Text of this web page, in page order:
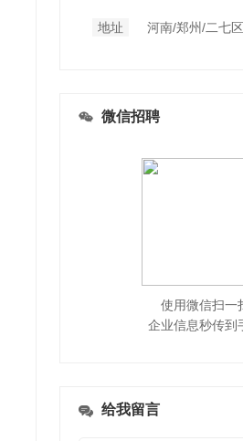
地址 河南/郑州/二七区
微信招聘
使用微信扫一
企业信息秒传到
给我留言